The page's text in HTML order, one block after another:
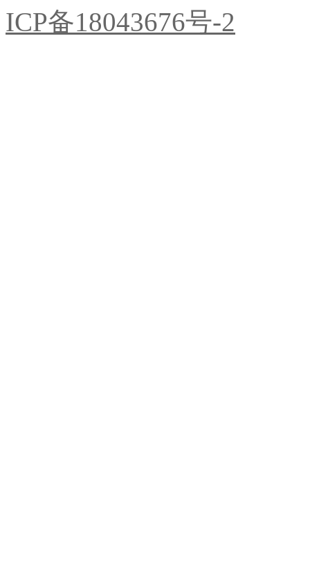
ICP备18043676号-2